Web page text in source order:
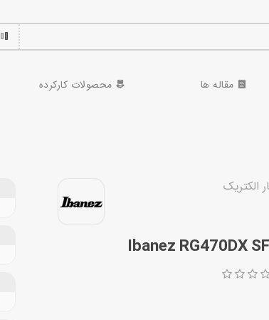
مقاله ها محصولات کارکرده
الکتریک
Ibanez RG470DX